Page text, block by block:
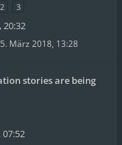
2 3
20:32
März 2018, 13:28
stories are being
07:52